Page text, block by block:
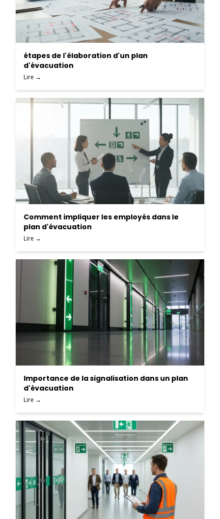
étapes de l'élaboration d'un plan
d'évacuation
Lire →
Comment impliquer les employés dans le
plan d'évacuation
Lire →
Importance de la signalisation dans un plan
d'évacuation
Lire →